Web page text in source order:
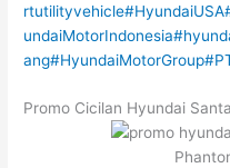
rtutilityvehicle#HyundaiUSA
undaiMotorIndonesia
ang#HyundaiMotorGroup
Promo Cicilan Hyundai